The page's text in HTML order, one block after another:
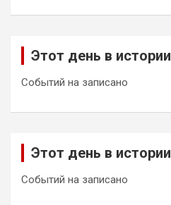
Этот день в истории
Событий на записано
Этот день в истории
Событий на записано